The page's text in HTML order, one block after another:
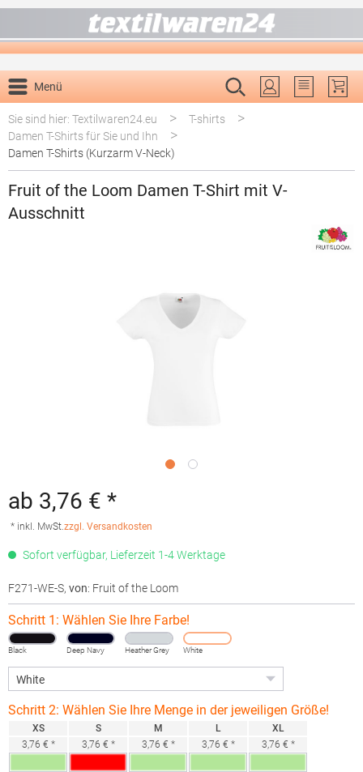
Menü
Du hast 0
Sie sind hier: Textilwaren24.eu
> T-shirts >
Damen T-Shirts für Sie und Ihn >
Damen T-Shirts (Kurzarm V-Neck)
Fruit of the Loom Damen T-Shirt mit V-
Ausschnitt
ab 3,76 € *
* inkl. MwSt.zzgl. Versandkosten
Sofort verfügbar, Lieferzeit 1-4 Werktage
F271-WE-S, von: Fruit of the Loom
Schritt 1: Wählen Sie Ihre Farbe!
Black Deep Navy Heather Grey White
Schritt 2: Wählen Sie Ihre Menge in der jeweiligen Größe!
XS
3,76 € *
S
3,76 € *
M
3,76 € *
L
3,76 € *
XL
3,76 € *